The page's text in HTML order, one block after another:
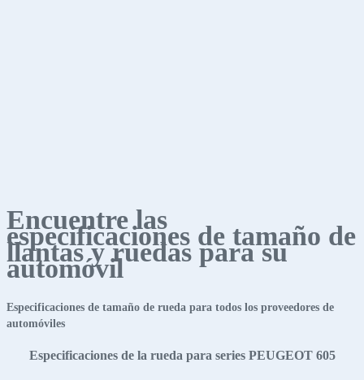
Encuentre las
especificaciones de tamaño de
llantas y ruedas para su
automóvil
Especificaciones de tamaño de rueda para todos los proveedores de
automóviles
Especificaciones de la rueda para series PEUGEOT 605